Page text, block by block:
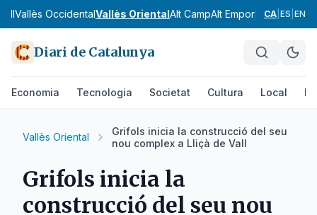
Vallès OccidentalVallès OrientalAlt CampAlt EmpordàAlt
CA ES EN
Diari de Catalunya
Economia Tecnologia Societat Cultura Local
Vallès Oriental
Grifols inicia la construcció del seu
nou complex a Lliçà de Vall
Grifols inicia la
construcció del seu nou